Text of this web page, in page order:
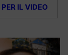
IL VIDEO